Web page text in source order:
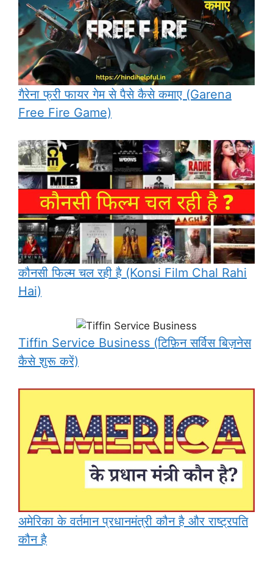
गैरेना फ्री फायर गेम से पैसे कैसे कमाए (Garena
Free Fire Game)
कौनसी फिल्म चल रही है (Konsi Film Chal Rahi
Hai)
Tiffin Service Business (टिफ़िन सर्विस बिज़नेस
कैसे शुरू करें)
अमेरिका के वर्तमान प्रधानमंत्री कौन है और राष्ट्रपति
कौन है